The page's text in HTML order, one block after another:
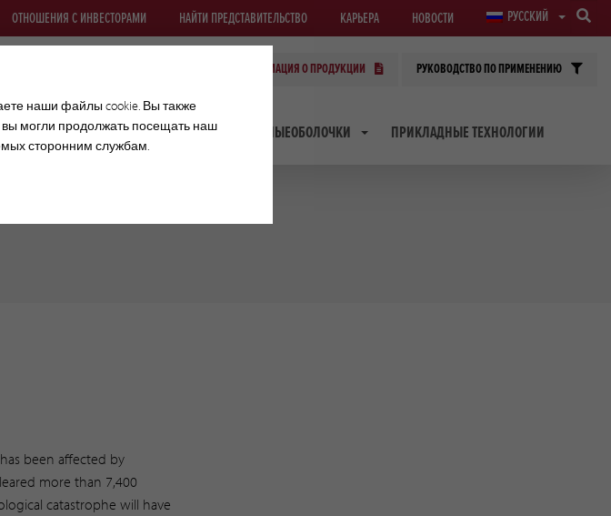
ОТНОШЕНИЯ С ИНВЕСТОРАМИ НАЙТИ ПРЕДСТАВИТЕЛЬСТВО КАРЬЕРА НОВОСТИ РУССКИЙ
ОБОЛОЧКИ И СЕТКИ ТРАНСФЕРНЫЕОБОЛОЧКИ ПРИКЛАДНЫЕ ТЕХНОЛОГИИ
ИНФОРМАЦИЯ О ПРОДУКЦИИ РУКОВОДСТВО ПО ПРИМЕНЕНИЮ
been affected by
more than 7,400
catastrophe will have
наши файлы cookie. Вы также
вы могли продолжать посещать наш
сторонним службам.